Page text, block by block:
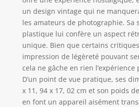
verre
point
infini -
vision:
40°
Flash
un design vintage qui ne
les amateurs de photographie. Sa
plastique lui confère un aspect
unique. Bien que certains
impression de légèreté pouvant
cela ne gâche en rien
D’un point de vue pratique, ses
x 11, 94 x 17, 02 cm et son poids
en font un appareil aisément